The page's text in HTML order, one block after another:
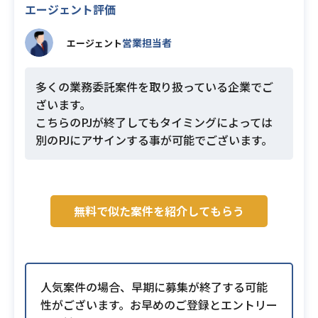
エージェント評価
エージェント営業担当者
多くの業務委託案件を取り扱っている企業でご
ざいます。
こちらのPJが終了してもタイミングによっては
別のPJにアサインする事が可能でございます。
無料で似た案件を紹介してもらう
人気案件の場合、早期に募集が終了する可能
性がございます。お早めのご登録とエントリー